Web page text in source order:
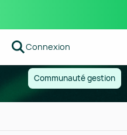
Centre d'aide
Connexion
Communauté gestion